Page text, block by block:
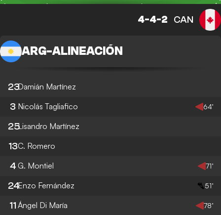
4-4-2 CAN
ARG-ALINEACIÓN
23Damián Martínez
3 Nicolás Tagliafico 64’
25Lisandro Martínez
13C. Romero
4 G. Montiel 71’
24Enzo Fernández 51’
11 Ángel Di María 78’